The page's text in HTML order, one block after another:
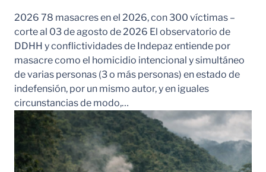
2026 78 masacres en el 2026, con 300 víctimas –
corte al 03 de agosto de 2026 El observatorio de
DDHH y conflictividades de Indepaz entiende por
masacre como el homicidio intencional y simultáneo
de varias personas (3 o más personas) en estado de
indefensión, por un mismo autor, y en iguales
circunstancias de modo,…